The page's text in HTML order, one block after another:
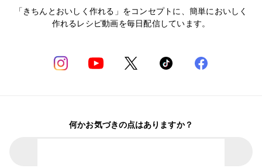
「きちんとおいしく作れる」をコンセプトに、簡単においしく
作れるレシピ動画を毎日配信しています。
何かお気づきの点はありますか？